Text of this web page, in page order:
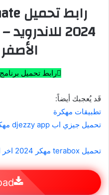
رابط تحميل
قَد يُعجبك أيضاً:
تطبيقات مهكرة
تحميل جيزي اب djezzy app مهكرة زرقاء 10جيغا مجانا 2024
تحميل terabox مهكر 2024 اخر اصدار مجانا